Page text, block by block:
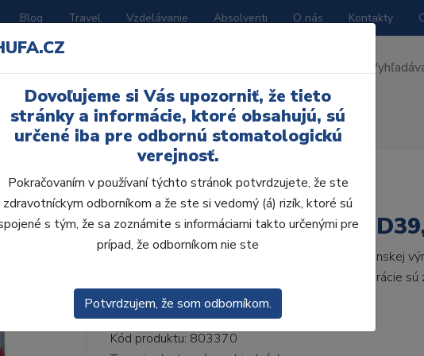
Blog Travel Vzdelávanie Absolventi O nás Kontakty
I41-D39, A3
AcryRock 1x28 S41-I41-
• Dvojvrstvové veľmi estetické živičné zuby talianskej
zub.• Vďaka použitiu špeciálnej živice novej generácie
odolávajú ab...ZOBRAZIT VÍCE
Kód produktu: 803370
Dovoľujeme si Vás upozorniť, že tieto
stránky a informácie, ktoré obsahujú, sú
určené iba pre odbornú stomatologickú
verejnosť.
Pokračovaním v používaní týchto stránok potvrdzujete, že ste
zdravotníckym odborníkom a že ste si vedomý (á) rizík, ktoré sú
s tým, že sa zoznámite s informáciami takto určenými pre
prípad, že odborníkom nie ste
Potvrdzujem, že som odborníkom.